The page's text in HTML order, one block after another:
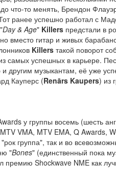
что-то менять, Брендон
ранее успешно работал с
Day & Age" Killers предстали в
вместо гитар и живых
Killers такой поворот
самых успешных в карьере.
другим музыкантам, её уже
Кауперс (Renārs Kaupers) из
у группы восемь (шесть
VMA, MTV EMA, Q Awards,
группа", так и во
"Bones" (единственный пока
премию Shockwave NME как